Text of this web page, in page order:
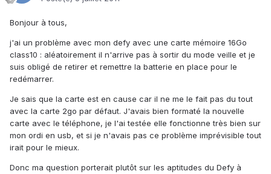
Bonjour à tous,
j'ai un problème avec mon defy avec une carte mémoire 16Go
class10 : aléatoirement il n'arrive pas à sortir du mode veille et je
suis obligé de retirer et remettre la batterie en place pour le
redémarrer.
Je sais que la carte est en cause car il ne me le fait pas du tout
avec la carte 2go par défaut. J'avais bien formaté la nouvelle
carte avec le téléphone, je l'ai testée elle fonctionne très bien sur
mon ordi en usb, et si je n'avais pas ce problème imprévisible tout
irait pour le mieux.
Donc ma question porterait plutôt sur les aptitudes du Defy à